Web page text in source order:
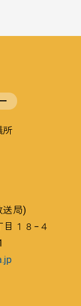
所
送局)
１８−４